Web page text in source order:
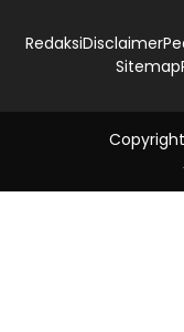
RedaksiDisclaimer
Sitemap